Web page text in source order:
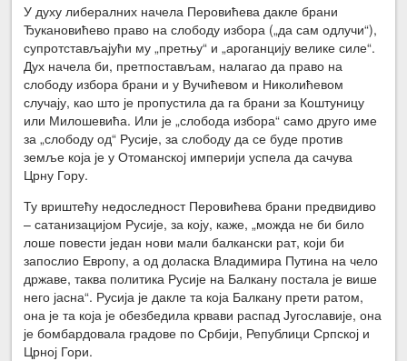
У духу либералних начела Перовићева дакле брани
Ђукановићево право на слободу избора („да сам одлучи“),
супротстављајући му „претњу“ и „ароганцију велике силе“.
Дух начела би, претпостављам, налагао да право на
слободу избора брани и у Вучићевом и Николићевом
случају, као што је пропустила да га брани за Коштуницу
или Милошевића. Или је „слобода избора“ само друго име
за „слободу од“ Русије, за слободу да се буде против
земље која је у Отоманској империји успела да сачува
Црну Гору.
Ту вриштећу недоследност Перовићева брани предвидиво
– сатанизацијом Русије, за коју, каже, „можда не би било
лоше повести један нови мали балкански рат, који би
запослио Европу, а од доласка Владимира Путина на чело
државе, таква политика Русије на Балкану постала је више
него јасна“. Русија је дакле та која Балкану прети ратом,
она је та која је обезбедила крвави распад Југославије, она
је бомбардовала градове по Србији, Републици Српској и
Црној Гори.